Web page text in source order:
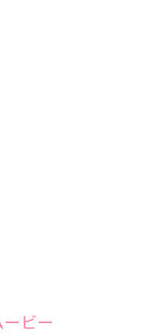
ビー